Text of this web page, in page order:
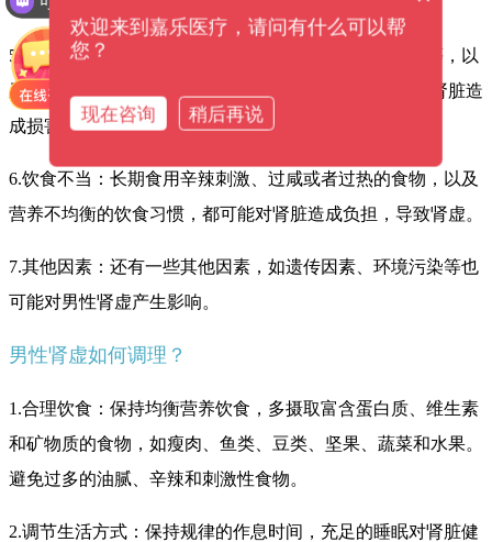
5.长期患病或服药：某些慢性疾病，如糖尿病、高血压等，以
及长期服用某些药物（如抗生素、利尿剂等）可能会对肾脏造
成损害，引起肾虚。
6.饮食不当：长期食用辛辣刺激、过咸或者过热的食物，以及
营养不均衡的饮食习惯，都可能对肾脏造成负担，导致肾虚。
7.其他因素：还有一些其他因素，如遗传因素、环境污染等也
可能对男性肾虚产生影响。
男性肾虚如何调理？
1.合理饮食：保持均衡营养饮食，多摄取富含蛋白质、维生素
和矿物质的食物，如瘦肉、鱼类、豆类、坚果、蔬菜和水果。
避免过多的油腻、辛辣和刺激性食物。
2.调节生活方式：保持规律的作息时间，充足的睡眠对肾脏健
欢迎来到嘉乐医疗，请问有什么可以帮
您？
现在咨询 稍后再说